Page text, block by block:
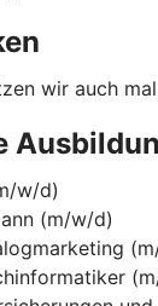
wir auch
w/d)
(m/w/d)